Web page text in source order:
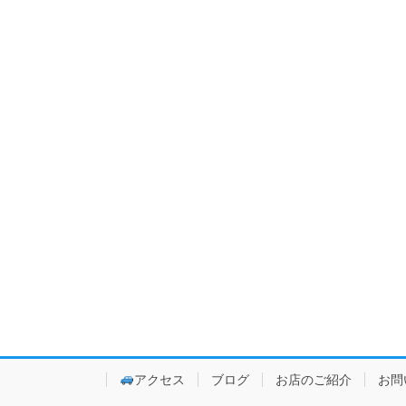
アクセス ブログ お店のご紹介 お